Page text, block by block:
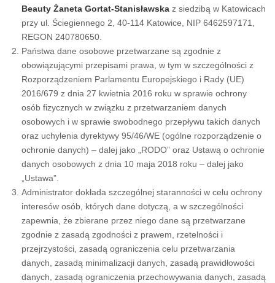
Beauty Żaneta Gortat-Stanisławska z siedzibą w Katowicach
przy ul. Ściegiennego 2, 40-114 Katowice, NIP 6462597171,
REGON 240780650.
Państwa dane osobowe przetwarzane są zgodnie z
obowiązującymi przepisami prawa, w tym w szczególności z
Rozporządzeniem Parlamentu Europejskiego i Rady (UE)
2016/679 z dnia 27 kwietnia 2016 roku w sprawie ochrony
osób fizycznych w związku z przetwarzaniem danych
osobowych i w sprawie swobodnego przepływu takich danych
oraz uchylenia dyrektywy 95/46/WE (ogólne rozporządzenie o
ochronie danych) – dalej jako „RODO” oraz Ustawą o ochronie
danych osobowych z dnia 10 maja 2018 roku – dalej jako
„Ustawa”.
Administrator dokłada szczególnej staranności w celu ochrony
interesów osób, których dane dotyczą, a w szczególności
zapewnia, że zbierane przez niego dane są przetwarzane
zgodnie z zasadą zgodności z prawem, rzetelności i
przejrzystości, zasadą ograniczenia celu przetwarzania
danych, zasadą minimalizacji danych, zasadą prawidłowości
danych, zasadą ograniczenia przechowywania danych, zasadą